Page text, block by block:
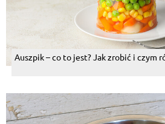
Auszpik – co to jest? Jak zrobić i czym